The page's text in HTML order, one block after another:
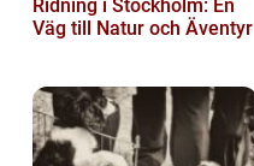
Ridning i Stockholm: En
Väg till Natur och Äventyr